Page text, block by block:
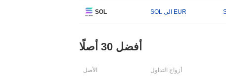
SOL SOL الى EUR
أفضل 30 أصلًا
الأصل أزواج التداول